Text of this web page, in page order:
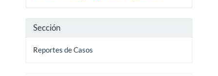
Sección
Reportes de Casos